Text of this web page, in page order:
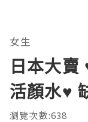
女生
日本大
活顏水♥
瀏覽次數:638